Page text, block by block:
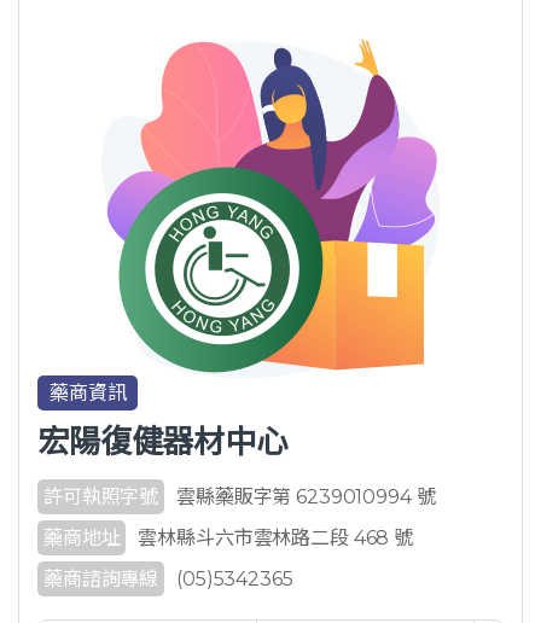
藥商資訊
宏陽復健器材中心
許可執照字號
雲縣藥販字第 6239010994 號
藥商地址
雲林縣斗六市雲林路二段 468 號
藥商諮詢專線
(05)5342365